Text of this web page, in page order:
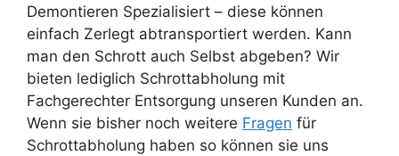
Demontieren Spezialisiert – diese können
einfach Zerlegt abtransportiert werden. Kann
man den Schrott auch Selbst abgeben? Wir
bieten lediglich Schrottabholung mit
Fachgerechter Entsorgung unseren Kunden an.
Wenn sie bisher noch weitere Fragen für
Schrottabholung haben so können sie uns